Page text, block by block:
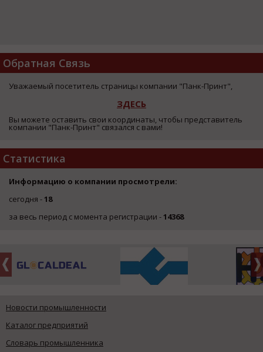
Обратная Связь
Уважаемый посетитель страницы компании "Панк-Принт",
ЗДЕСЬ
Вы можете оставить свои координаты, чтобы представитель
компании "Панк-Принт" связался с вами!
Статистика
Информацию о компании просмотрели:
сегодня -18
за весь период с момента регистрации -14368
Новости промышленности
Каталог предприятий
Словарь промышленника